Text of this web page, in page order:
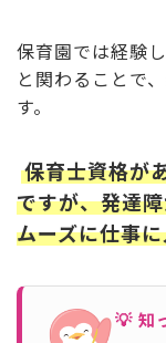
保育園では経験
と関わることで
す。
保育士資格が
ですが、発達
ムーズに仕事
💡 知